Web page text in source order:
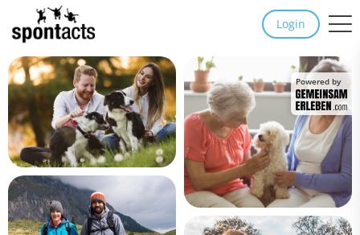
Login
Powered by